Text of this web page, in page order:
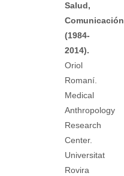
Salud,
Comunicación
(1984-
2014).
Oriol
Romaní.
Medical
Anthropology
Research
Center.
Universitat
Rovira